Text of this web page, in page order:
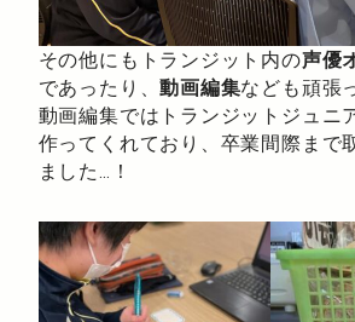
その他にもトランジット内の声優
であったり、動画編集なども頑張
動画編集ではトランジットジュニ
作ってくれており、卒業間際まで
ました…！